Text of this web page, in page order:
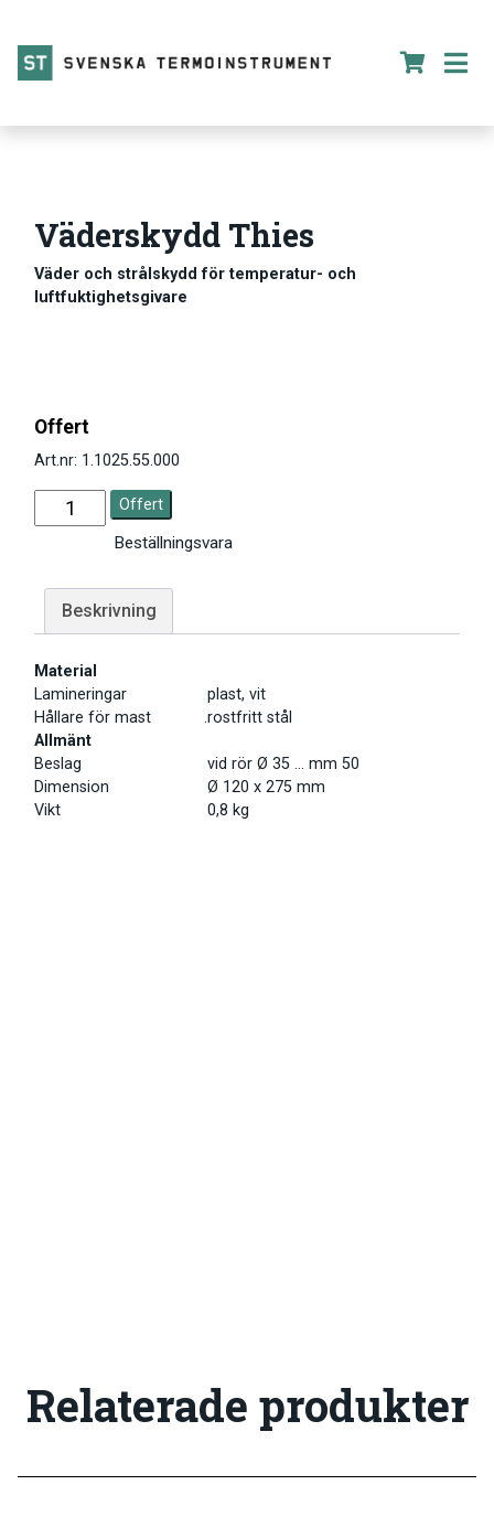
Väderskydd Thies
Väder och strålskydd för temperatur- och
luftfuktighetsgivare
Offert
Art.nr: 1.1025.55.000
Offert
Beställningsvara
Beskrivning
Material
Lamineringar
plast, vit
Hållare för mast .rostfritt stål
Allmänt
Beslag
vid rör Ø 35 … mm 50
Dimension
Ø 120 x 275 mm
Vikt
0,8 kg
Relaterade produkter